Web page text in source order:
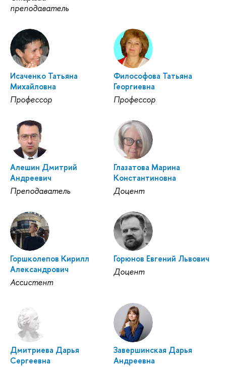
преподаватель
Исаченко Татьяна
Михайловна
Профессор
Философова Татьяна
Георгиевна
Профессор
Алешин Дмитрий
Андреевич
Преподаватель
Глазатова Марина
Константиновна
Доцент
Горшколепов Кирилл
Александрович
Ассистент
Горюнов Евгений Львович
Доцент
Дмитриева Дарья
Сергеевна
Завершинская Дарья
Андреевна